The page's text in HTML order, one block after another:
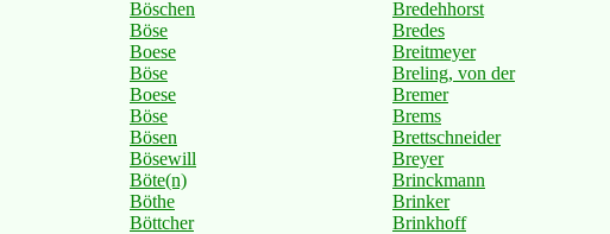
Böschen
Böse
Boese
Böse
Boese
Böse
Bösen
Bösewill
Böte(n)
Böthe
Böttcher
Bredehhorst
Bredes
Breitmeyer
Breling, von der
Bremer
Brems
Brettschneider
Breyer
Brinckmann
Brinker
Brinkhoff